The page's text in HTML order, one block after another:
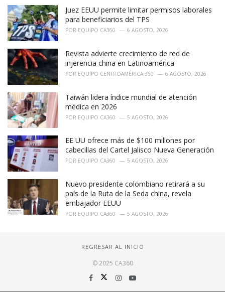
s
:
Juez EEUU permite limitar permisos laborales
para beneficiarios del TPS
POR EQUIPO CA360 6 AGOSTO, 2026
Revista advierte crecimiento de red de
injerencia china en Latinoamérica
POR EQUIPO CENTROAMÉRICA 360 6 AGOSTO, 2026
Taiwán lidera índice mundial de atención
médica en 2026
POR EQUIPO CA360 5 AGOSTO, 2026
EE UU ofrece más de $100 millones por
cabecillas del Cartel Jalisco Nueva Generación
POR EQUIPO CA360 5 AGOSTO, 2026
Nuevo presidente colombiano retirará a su
país de la Ruta de la Seda china, revela
embajador EEUU
POR EQUIPO CA360 5 AGOSTO, 2026
REGRESAR AL INICIO
© 2025 CA360